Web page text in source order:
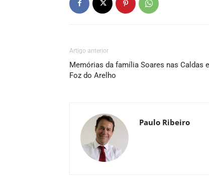
Artigo anterior
Memórias da família Soares nas Caldas
Foz do Arelho
Paulo Ribeiro